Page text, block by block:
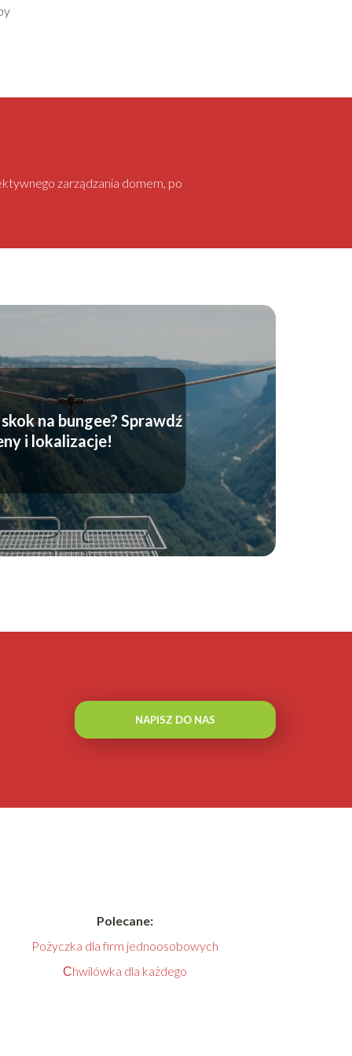
zarządzania domem, po
na bungee? Sprawdź
i lokalizacje!
NAPISZ DO NAS
Polecane:
Pożyczka dla firm jednoosobowych
Сhwilówka dla każdego